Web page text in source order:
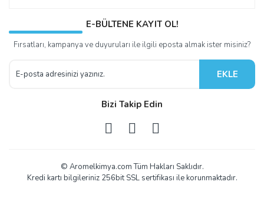
E-BÜLTENE KAYIT OL!
Fırsatları, kampanya ve duyuruları ile ilgili eposta almak ister misiniz?
EKLE
Bizi Takip Edin
© Aromelkimya.com Tüm Hakları Saklıdır.
Kredi kartı bilgileriniz 256bit SSL sertifikası ile korunmaktadır.